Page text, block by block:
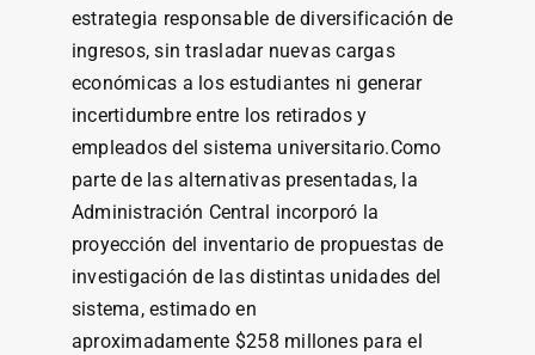
estrategia responsable de diversificación de
ingresos, sin trasladar nuevas cargas
económicas a los estudiantes ni generar
incertidumbre entre los retirados y
empleados del sistema universitario.Como
parte de las alternativas presentadas, la
Administración Central incorporó la
proyección del inventario de propuestas de
investigación de las distintas unidades del
sistema, estimado en
aproximadamente $258 millones para el